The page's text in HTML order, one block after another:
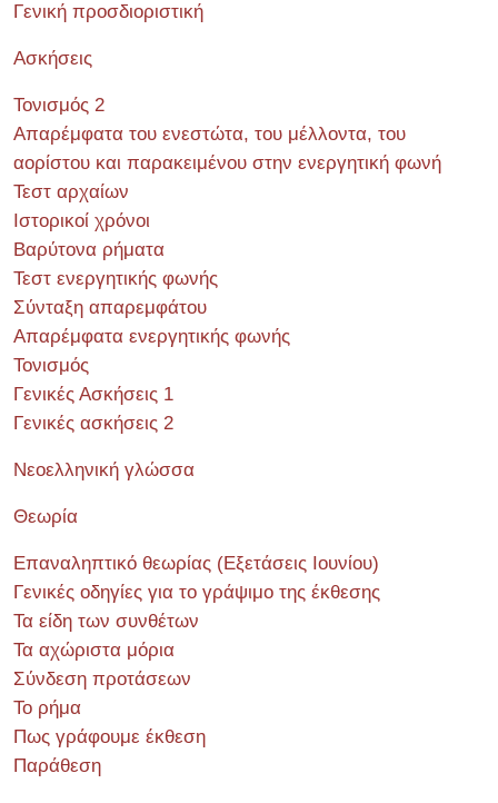
Γενική προσδιοριστική
Ασκήσεις
Τονισμός 2
Απαρέμφατα του ενεστώτα, του μέλλοντα, του
αορίστου και παρακειμένου στην ενεργητική φωνή
Τεστ αρχαίων
Ιστορικοί χρόνοι
Βαρύτονα ρήματα
Τεστ ενεργητικής φωνής
Σύνταξη απαρεμφάτου
Απαρέμφατα ενεργητικής φωνής
Τονισμός
Γενικές Ασκήσεις 1
Γενικές ασκήσεις 2
Νεοελληνική γλώσσα
Θεωρία
Επαναληπτικό θεωρίας (Εξετάσεις Ιουνίου)
Γενικές οδηγίες για το γράψιμο της έκθεσης
Τα είδη των συνθέτων
Τα αχώριστα μόρια
Σύνδεση προτάσεων
Το ρήμα
Πως γράφουμε έκθεση
Παράθεση